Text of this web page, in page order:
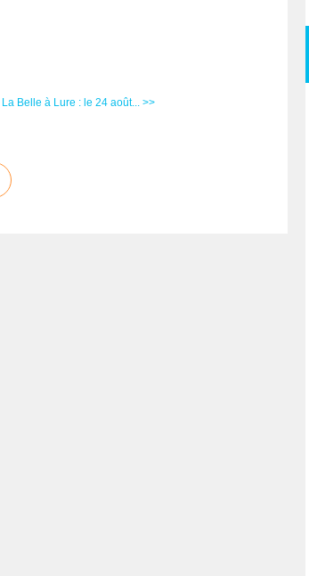
La Belle à Lure : le 24 août... >>